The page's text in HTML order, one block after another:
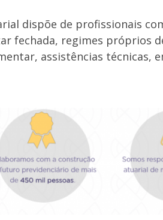
dispõe de profissionais
fechada, regimes próprios
assistências técnicas,